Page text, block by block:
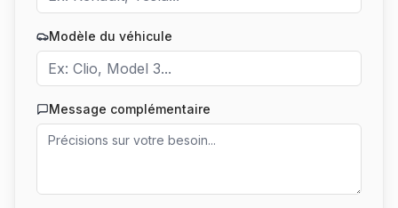
Modèle du véhicule
Message complémentaire